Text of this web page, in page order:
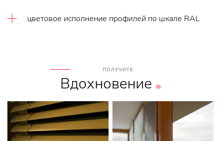
цветовое исполнение профилей по шкале RAL
ПОЛУЧИТЕ
Вдохновение